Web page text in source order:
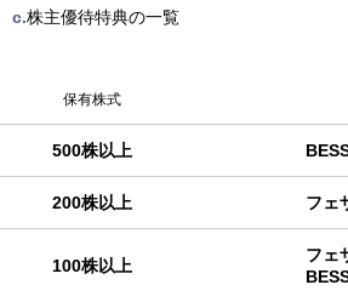
c.株主優待特典の一覧
保有株式
500株以上
200株以上 フェ
100株以上
フェ